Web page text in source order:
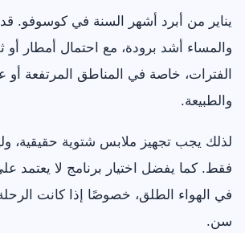
يناير من أبرد أشهر السنة في كوسوفو. قد
والمساء أشد برودة، مع احتمال أمطار
الفترات، خاصة في المناطق المرتفعة أو
والطبيعة.
لذلك يجب تجهيز ملابس شتوية
فقط. كما يفضل اختيار برنامج لا يعتمد
في الهواء الطلق، خصوصًا إذا كانت
سن.